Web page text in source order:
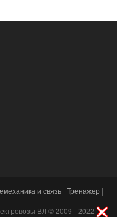
и связь | Тренажер |
ВЛ © 2009 - 2022